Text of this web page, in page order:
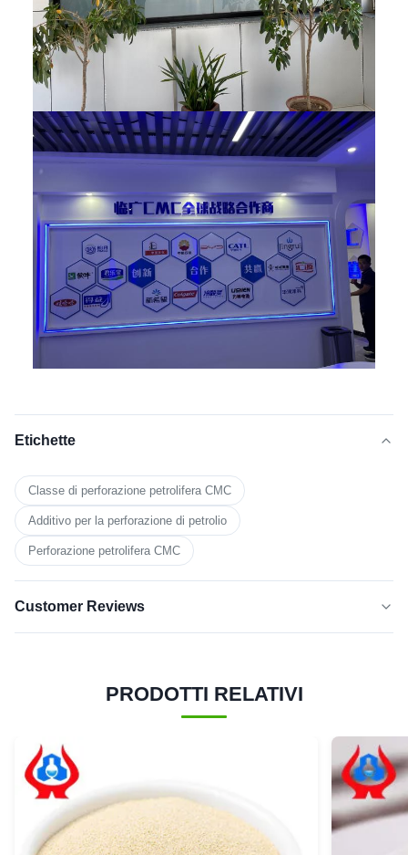
Etichette
Classe di perforazione petrolifera CMC
Additivo per la perforazione di petrolio
Perforazione petrolifera CMC
Customer Reviews
stelle
100%
4 stelle
0
3 stelle
0
2 stelle
0
0
PRODOTTI RELATIVI